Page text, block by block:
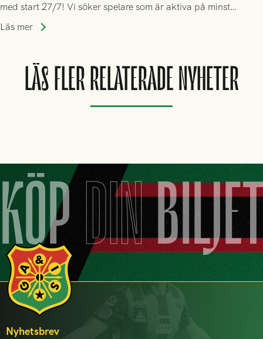
med start 27/7! Vi söker spelare som är aktiva på minst
division 3-nivå.
Läs mer
LÄS FLER RELATERADE NYHETER
KÖPDIN
Nyhetsbrev